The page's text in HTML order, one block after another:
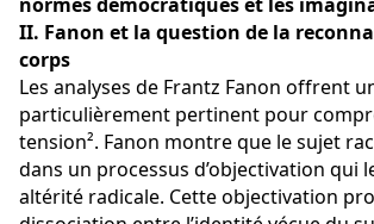
II. Fanon et la question de la
corps
Les analyses de Frantz Fanon offrent
particulièrement pertinent pour
tension². Fanon montre que le sujet
dans un processus d’objectivation qui
altérité radicale. Cette objectivation